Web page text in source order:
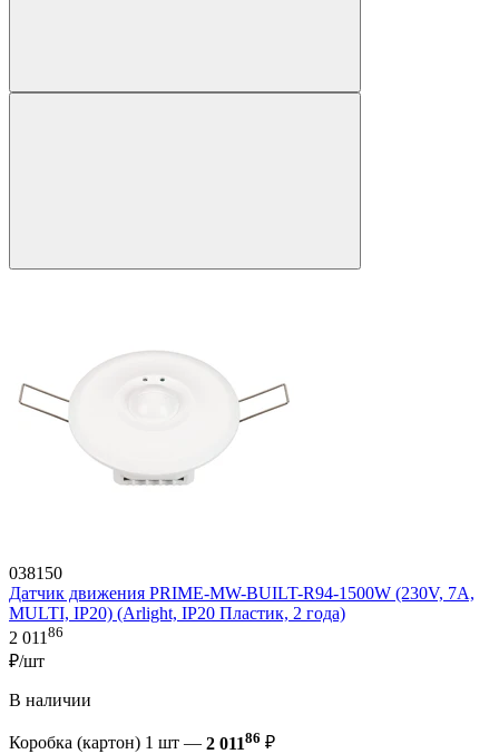
038150
Датчик движения PRIME-MW-BUILT-R94-1500W (230V, 7A,
MULTI, IP20) (Arlight, IP20 Пластик, 2 года)
2 01186
₽/шт
В наличии
Коробка (картон) 1 шт — 2 01186 ₽